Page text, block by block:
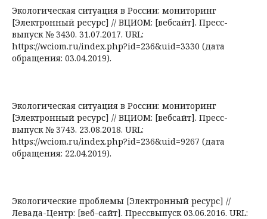
Экологическая ситуация в России: мониторинг
[Электронный ресурс] // ВЦИОМ: [вебсайт]. Пресс-
выпуск № 3430. 31.07.2017. URL:
https://wciom.ru/index.php?id=236&uid=3330 (дата
обращения: 03.04.2019).
Экологическая ситуация в России: мониторинг
[Электронный ресурс] // ВЦИОМ: [вебсайт]. Пресс-
выпуск № 3743. 23.08.2018. URL:
https://wciom.ru/index.php?id=236&uid=9267 (дата
обращения: 22.04.2019).
Экологические проблемы [Электронный ресурс] //
Левада-Центр: [веб-сайт]. Прессвыпуск 03.06.2016. URL: